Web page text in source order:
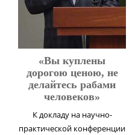
«Вы куплены
дорогою ценою, не
делайтесь рабами
человеков»
К докладу на научно-
практической конференции